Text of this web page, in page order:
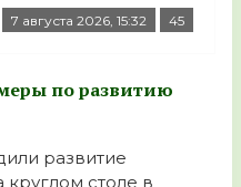
7 августа 2026, 15:32 45
по развитию
развитие
столе в